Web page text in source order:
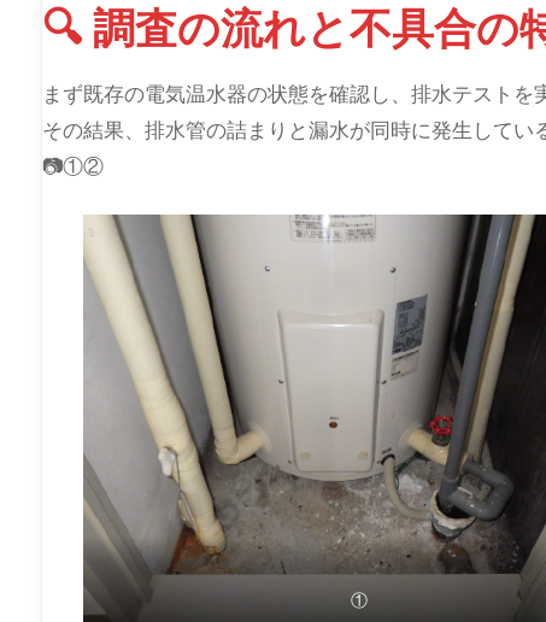
🔍 調査の流れと不具合の
まず既存の電気温水器の状態を確認し、排水テストを
その結果、排水管の詰まりと漏水が同時に発生してい
📷①②
①